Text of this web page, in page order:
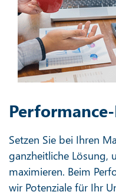
Setzen Sie bei Ihren
ganzheitliche Lösung,
maximieren. Beim
wir Potenziale für Ihr